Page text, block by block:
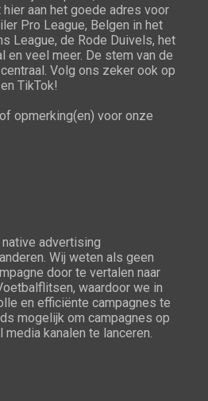
aan het goede adres voor
Pro League, Belgen in het
League, de Rode Duivels, het
en veel meer. De stem van de
Volg ons zeker ook op
TikTok!
opmerking(en) voor onze
advertising
Wij weten als geen
door te vertalen naar
waardoor we in
en efficiënte campagnes te
mogelijk om campagnes op
kanalen te lanceren.